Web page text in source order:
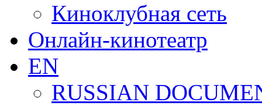
Киноклубная сеть
Онлайн-кинотеатр
EN
RUSSIAN